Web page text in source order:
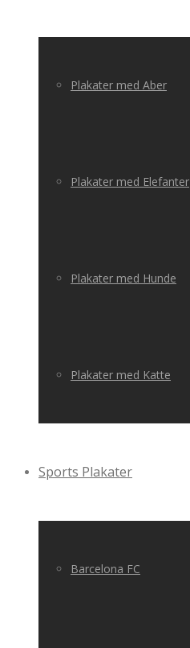
Plakater med Aber
Plakater med Elefanter
Plakater med Hunde
Plakater med Katte
Sports Plakater
Barcelona FC